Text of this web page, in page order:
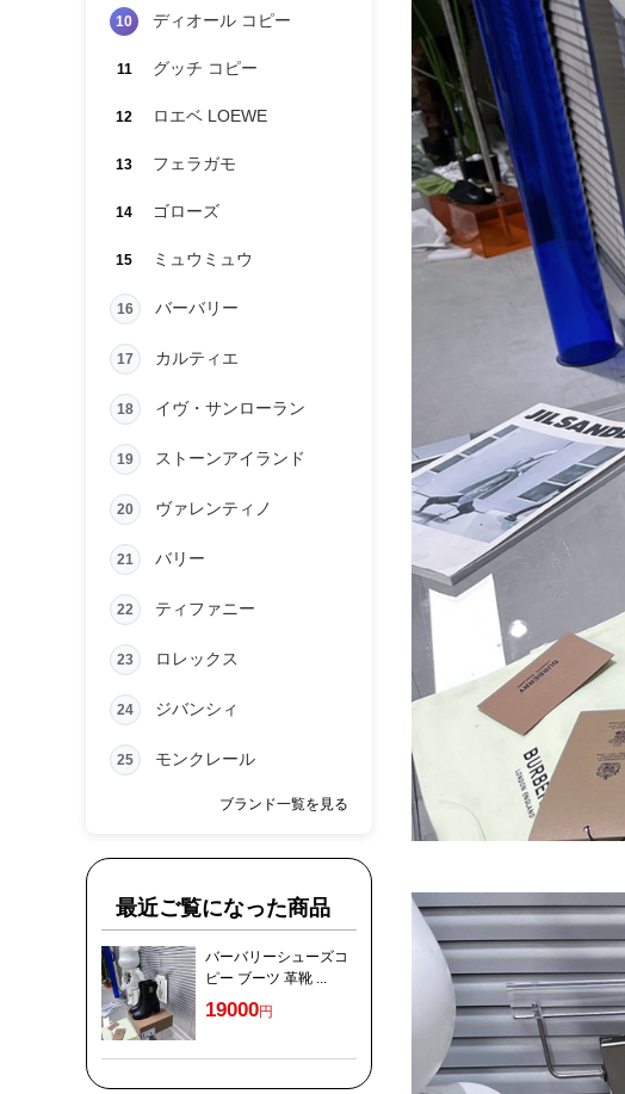
10 ディオール コピー
11 グッチ コピー
12 ロエベ LOEWE
13 フェラガモ
14 ゴローズ
15 ミュウミュウ
16 バーバリー
17 カルティエ
18 イヴ・サンローラン
19 ストーンアイランド
20 ヴァレンティノ
21 バリー
22 ティファニー
23 ロレックス
24 ジバンシィ
25 モンクレール
ブランド一覧を見る
最近ご覧になった商品
バーバリーシューズコ
ピー ブーツ 革靴 ...
19000円